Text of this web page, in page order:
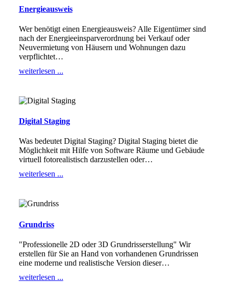
Energieausweis
Wer benötigt einen Energieausweis? Alle Eigentümer sind
nach der Energieeinsparverordnung bei Verkauf oder
Neuvermietung von Häusern und Wohnungen dazu
verpflichtet…
weiterlesen ...
Digital Staging
Was bedeutet Digital Staging? Digital Staging bietet die
Möglichkeit mit Hilfe von Software Räume und Gebäude
virtuell fotorealistisch darzustellen oder…
weiterlesen ...
Grundriss
"Professionelle 2D oder 3D Grundrisserstellung" Wir
erstellen für Sie an Hand von vorhandenen Grundrissen
eine moderne und realistische Version dieser…
weiterlesen ...